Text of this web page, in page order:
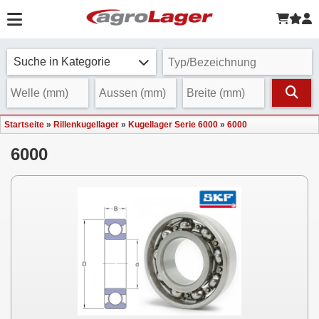
Suche in Kategorie
Startseite » Rillenkugellager » Kugellager Serie 6000 » 6000
6000